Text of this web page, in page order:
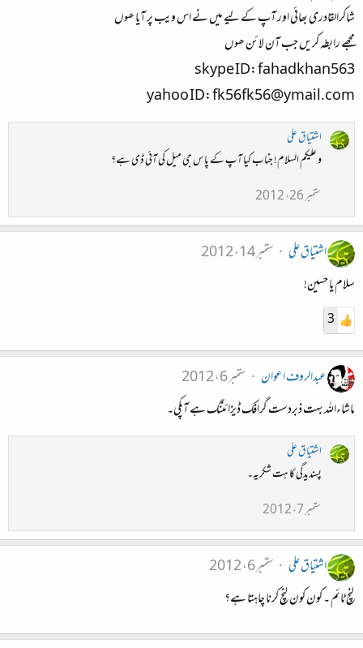
شاکرالقادری بھائی اور آپ کے لیے میں نے اس ویب پر آیا ھوں
مجھے رابطہ کریں جب آن لائن ھوں
skype ID: fahadkhan563
yahoo ID: fk56fk56@ymail.com
اشتیاق علی
و علیکم السلام! جناب کیا آپ کے پاس جی میل کی آئی ڈی ہے؟
ستمبر 26، 2012
اشتیاق علی
ستمبر 14، 2012
سلام یا حسین!
3
عبدالروف اعوان
ستمبر 6، 2012
ماشاءاللہ بہت ذبردست گرافک ڈیزائننگ ہے آپکی۔
اشتیاق علی
پسندیدگی کا ہت شکریہ۔
ستمبر 7، 2012
اشتیاق علی
ستمبر 6، 2012
لنچ ٹائم ۔ کون کون لنچ کرنا چاہتا ہے؟